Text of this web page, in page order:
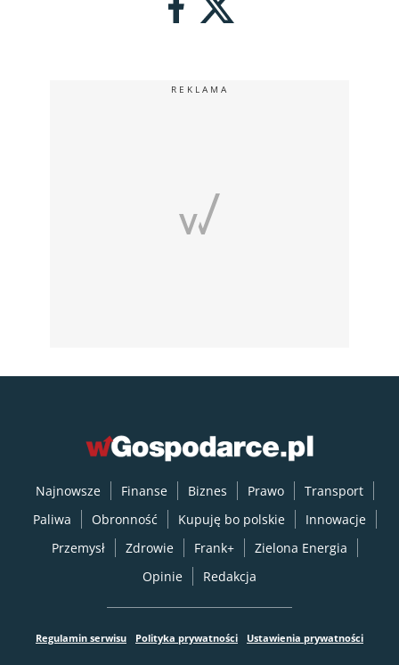
REKLAMA
Najnowsze Finanse Biznes Prawo
Transport
Paliwa
Obronność Kupuję bo polskie
Innowacje
Przemysł
Zdrowie Frank+
Zielona Energia
Opinie
Redakcja
Regulamin serwisu Polityka prywatności Ustawienia prywatności